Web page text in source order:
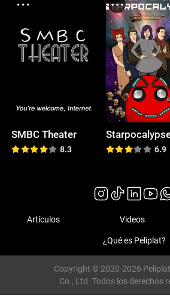
SMBC Theater
8.3 6.9
Artículos Videos
¿Qué es Peliplat?
Copyright © 2020-2026
Co., Ltd. Todos los derechos